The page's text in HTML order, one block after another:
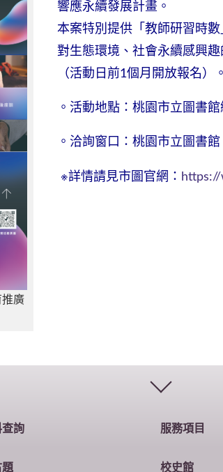
廣
響應永續發展計畫。
本案特別提供「教師研習時
對生態環境、社會永續感興
（活動日前1個月開放報名）。
。活動地點：桃園市立圖書
。洽詢窗口：桃園市立圖書
※詳情請見市圖官網：
查詢 服務項目
題 校史館